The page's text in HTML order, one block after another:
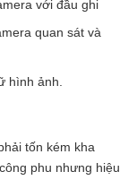
với đầu ghi
quan sát và
hình ảnh.
tốn kém kha
phu nhưng hiệu